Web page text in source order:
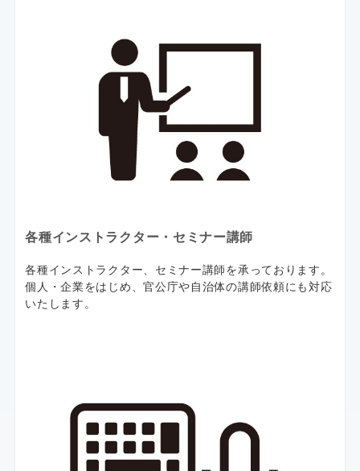
各種インストラクター・セミナー講師
各種インストラクター、セミナー講師を承っております。
個人・企業をはじめ、官公庁や自治体の講師依頼にも対応
いたします。